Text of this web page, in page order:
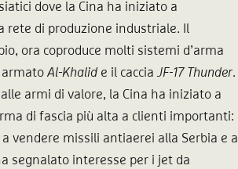
dove la Cina ha iniziato a
rete di produzione industriale. Il
ora coproduce molti sistemi d’arma
armato Al-Khalid e il caccia JF-17 Thunder.
armi di valore, la Cina ha iniziato a
di fascia più alta a clienti importanti:
vendere missili antiaerei alla Serbia e a
segnalato interesse per i jet da